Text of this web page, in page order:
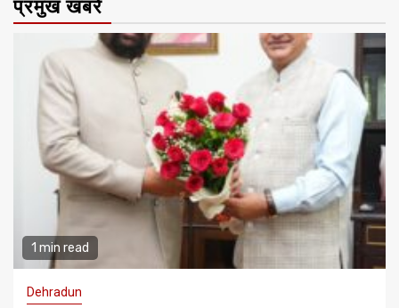
प्रमुख खबरे
1 min read
Dehradun